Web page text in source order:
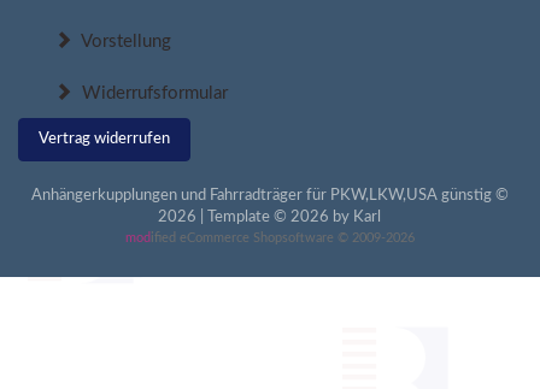
Vorstellung
Widerrufsformular
Vertrag widerrufen
Anhängerkupplungen und Fahrradträger für PKW,LKW,USA günstig ©
2026 | Template © 2026 by Karl
mod ified eCommerce Shopsoftware © 2009-2026